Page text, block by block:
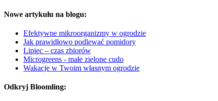
Nowe artykułu na blogu:
Efektywne mikroorganizmy w ogrodzie
Jak prawidłowo podlewać pomidory
Lipiec – czas zbiorów
Microgreens - małe zielone cudo
Wakacje w Twoim własnym ogrodzie
Odkryj Bloomling: